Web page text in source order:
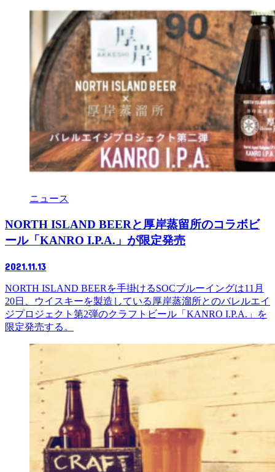
ニュース
NORTH ISLAND BEERと厚岸蒸留所のコラボビ
ール「KANRO I.P.A.」が限定発売
2021.11.13
NORTH ISLAND BEERを手掛けるSOCブルーイングは11月
20日、ウイスキーを製造している厚岸蒸溜所とのバレルエイ
ジプロジェクト第2弾のクラフトビール「KANRO I.P.A.」を
限定発売する。